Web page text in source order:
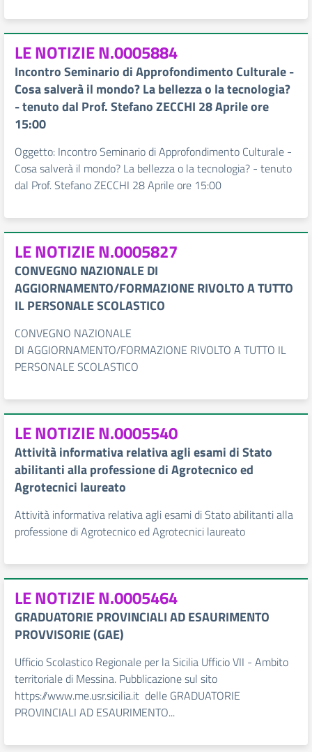
LE NOTIZIE N.0005884
Incontro Seminario di Approfondimento Culturale -
Cosa salverà il mondo? La bellezza o la tecnologia?
- tenuto dal Prof. Stefano ZECCHI 28 Aprile ore
15:00
Oggetto: Incontro Seminario di Approfondimento Culturale -
Cosa salverà il mondo? La bellezza o la tecnologia? - tenuto
dal Prof. Stefano ZECCHI 28 Aprile ore 15:00
LE NOTIZIE N.0005827
CONVEGNO NAZIONALE DI
AGGIORNAMENTO/FORMAZIONE RIVOLTO A TUTTO
IL PERSONALE SCOLASTICO
CONVEGNO NAZIONALE
DI AGGIORNAMENTO/FORMAZIONE RIVOLTO A TUTTO IL
PERSONALE SCOLASTICO
LE NOTIZIE N.0005540
Attività informativa relativa agli esami di Stato
abilitanti alla professione di Agrotecnico ed
Agrotecnici laureato
Attività informativa relativa agli esami di Stato abilitanti alla
professione di Agrotecnico ed Agrotecnici laureato
LE NOTIZIE N.0005464
GRADUATORIE PROVINCIALI AD ESAURIMENTO
PROVVISORIE (GAE)
Ufficio Scolastico Regionale per la Sicilia Ufficio VII - Ambito
territoriale di Messina. Pubblicazione sul sito
https://www.me.usr.sicilia.it delle GRADUATORIE
PROVINCIALI AD ESAURIMENTO...